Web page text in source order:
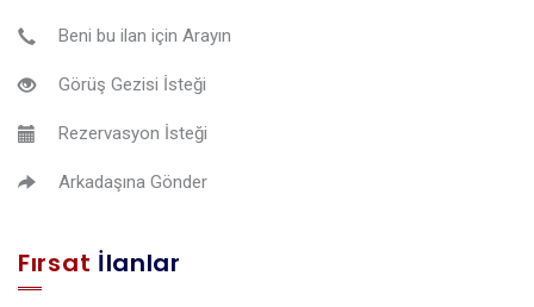
Beni bu ilan için Arayın
Görüş Gezisi İsteği
Rezervasyon İsteği
Arkadaşına Gönder
Fırsat İlanlar